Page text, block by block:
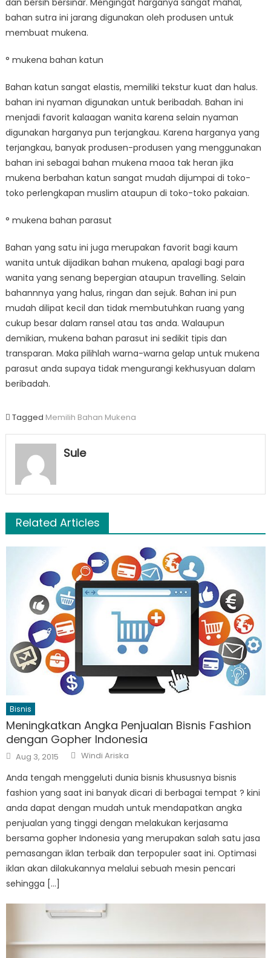
dan bersih bersinar. Mengingat harganya sangat mahal,
bahan sutra ini jarang digunakan oleh produsen untuk
membuat mukena.
° mukena bahan katun
Bahan katun sangat elastis, memiliki tekstur kuat dan halus.
bahan ini nyaman digunakan untuk beribadah. Bahan ini
menjadi favorit kalaagan wanita karena selain nyaman
digunakan harganya pun terjangkau. Karena harganya yang
terjangkau, banyak produsen-produsen yang menggunakan
bahan ini sebagai bahan mukena maoa tak heran jika
mukena berbahan katun sangat mudah dijumpai di toko-
toko perlengkapan muslim ataupun di toko-toko pakaian.
° mukena bahan parasut
Bahan yang satu ini juga merupakan favorit bagi kaum
wanita untuk dijadikan bahan mukena, apalagi bagi para
wanita yang senang bepergian ataupun travelling. Selain
bahannnya yang halus, ringan dan sejuk. Bahan ini pun
mudah dilipat kecil dan tidak membutuhkan ruang yang
cukup besar dalam ransel atau tas anda. Walaupun
demikian, mukena bahan parasut ini sedikit tipis dan
transparan. Maka pilihlah warna-warna gelap untuk mukena
parasut anda supaya tidak mengurangi kekhusyuan dalam
beribadah.
Tagged Memilih Bahan Mukena
Sule
Related Articles
Bisnis
Meningkatkan Angka Penjualan Bisnis Fashion
dengan Gopher Indonesia
Posted
on
Aug 3, 2015 Author
Windi Ariska
Anda tengah menggeluti dunia bisnis khususnya bisnis
fashion yang saat ini banyak dicari di berbagai tempat ? kini
anda dapat dengan mudah untuk mendapatkan angka
penjualan yang tinggi dengan melakukan kerjasama
bersama gopher Indonesia yang merupakan salah satu jasa
pemasangan iklan terbaik dan terpopuler saat ini. Optimasi
iklan akan dilakukannya melalui sebuah mesin pencari
sehingga […]